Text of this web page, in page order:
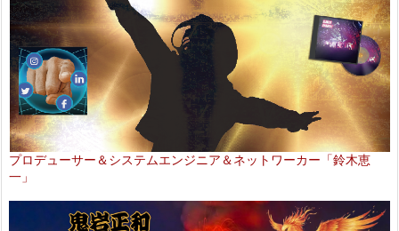
プロデューサー＆システムエンジニア＆ネットワーカー「鈴木恵
一」